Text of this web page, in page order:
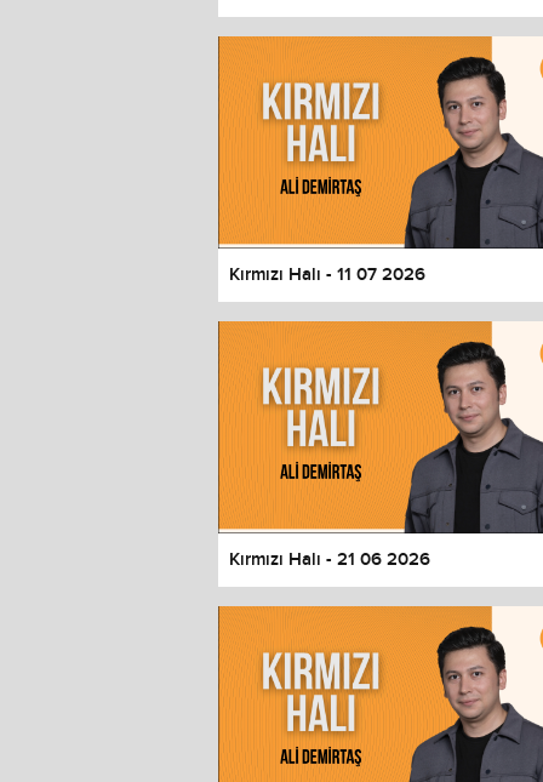
Window
Color
Transparency
Font Size
Text Edge Style
Font Family
Resetrestore all settings to the default
Close Modal Dialog
End of dialog window.
Kırmızı Halı - 11 07 2026
Kırmızı Halı - 21 06 2026